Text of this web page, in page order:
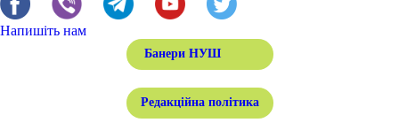
Напишіть нам
Банери НУШ
Редакційна політика